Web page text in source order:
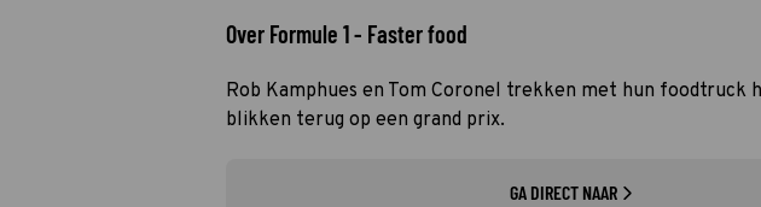
Over Formule 1 - Faster food
Rob Kamphues en Tom Coronel trekken met hun foodtruck
blikken terug op een grand prix.
GA DIRECT NAAR